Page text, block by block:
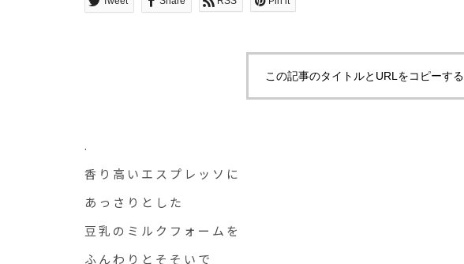
この記事のタイトルとURLをコピーする
.
香り高いエスプレッソに
あっさりとした
豆乳のミルクフォームを
ふんわりとそそいで